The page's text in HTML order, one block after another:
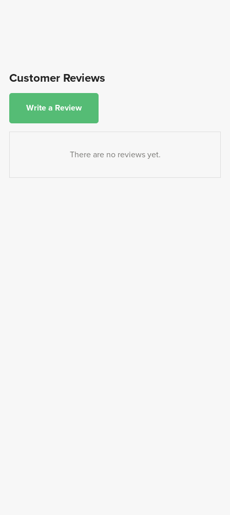
Customer Reviews
Write a Review
There are no reviews yet.